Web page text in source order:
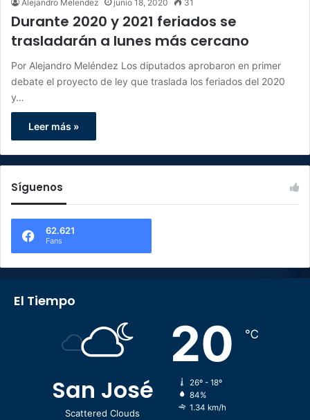
Alejandro Melendez junio 18, 2020 31
Durante 2020 y 2021 feriados se
trasladarán a lunes más cercano
Por Alejandro Meléndez Los diputados aprobaron en primer
debate el proyecto de ley que traslada los feriados del 2020
y…
Leer más »
Síguenos
62.621
Fans
El Tiempo
San José
Scattered Clouds
20 ℃
26º - 18º
84%
1.34 km/h